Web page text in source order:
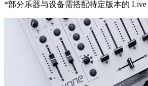
*部分乐器与设备需搭配特定版本的 Live